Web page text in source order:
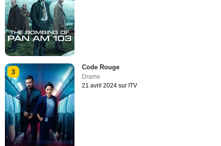
3
Code Rouge
Drame
21 avril 2024 sur ITV